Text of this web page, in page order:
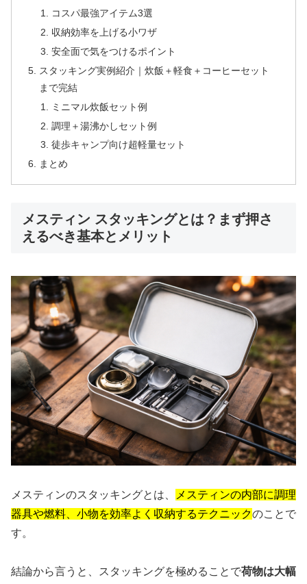
コスパ最強アイテム3選
収納効率を上げる小ワザ
安全面で気をつけるポイント
スタッキング実例紹介｜炊飯＋軽食＋コーヒーセット
まで完結
ミニマル炊飯セット例
調理＋湯沸かしセット例
徒歩キャンプ向け超軽量セット
まとめ
メスティン スタッキングとは？まず押さ
えるべき基本とメリット
メスティンのスタッキングとは、
メスティンの内部に調理
器具や燃料、小物を効率よく収納するテクニックのことで
す。
結論から言うと、スタッキングを極めることで荷物は大幅